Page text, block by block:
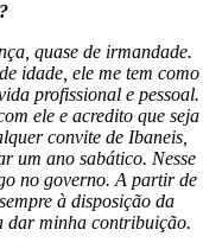
quase de irmandade.
idade, ele me tem como
profissional e pessoal.
ele e acredito que seja
convite de Ibaneis,
um ano sabático. Nesse
no governo. A partir de
à disposição da
dar minha contribuição.